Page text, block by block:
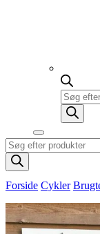
Products
search
Products
search
Forside Cykler